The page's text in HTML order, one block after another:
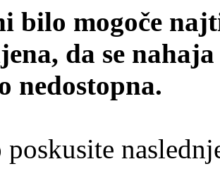
bilo mogoče
da se
nedostopna.
poskusite